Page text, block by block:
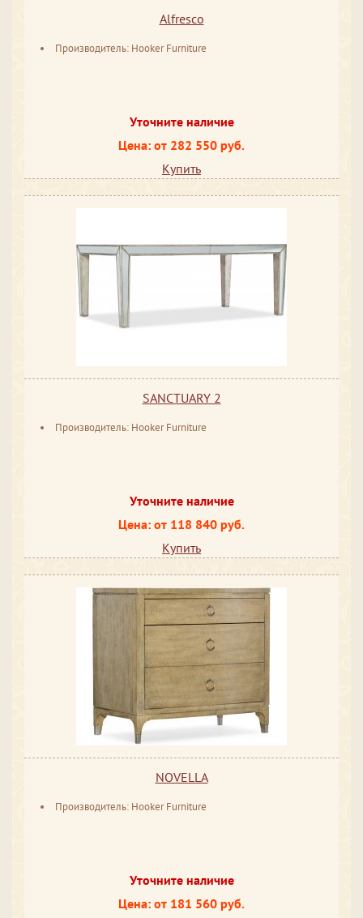
Alfresco
Производитель: Hooker Furniture
Уточните наличие
Цена: от 282 550 руб.
Купить
SANCTUARY 2
Производитель: Hooker Furniture
Уточните наличие
Цена: от 118 840 руб.
Купить
NOVELLA
Производитель: Hooker Furniture
Уточните наличие
Цена: от 181 560 руб.